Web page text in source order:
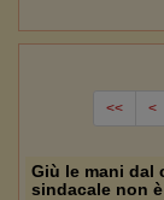
<< <
Giù le mani dal
sindacale non